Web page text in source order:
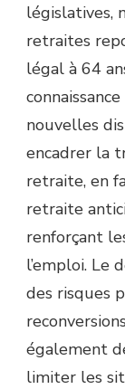
législatives,
retraites
légal à 64
nouvelles
encadrer la
retraite, en
retraite
renforçant
l’emploi. Le
des risques
également
limiter les